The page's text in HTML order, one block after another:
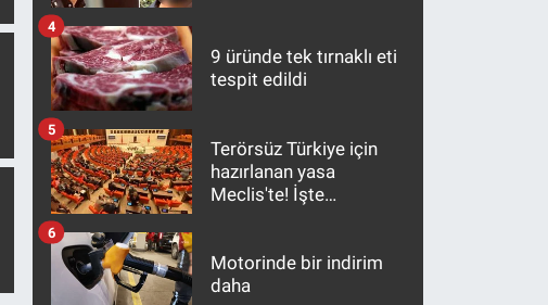
9 üründe tek tırnaklı eti
tespit edildi
4
Terörsüz Türkiye için
hazırlanan yasa
Meclis'te! İşte
5
Motorinde bir indirim
daha
6